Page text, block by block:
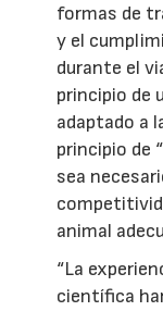
formas de
y el
durante el
principio de
adaptado a
principio de
sea
animal
“La
científica